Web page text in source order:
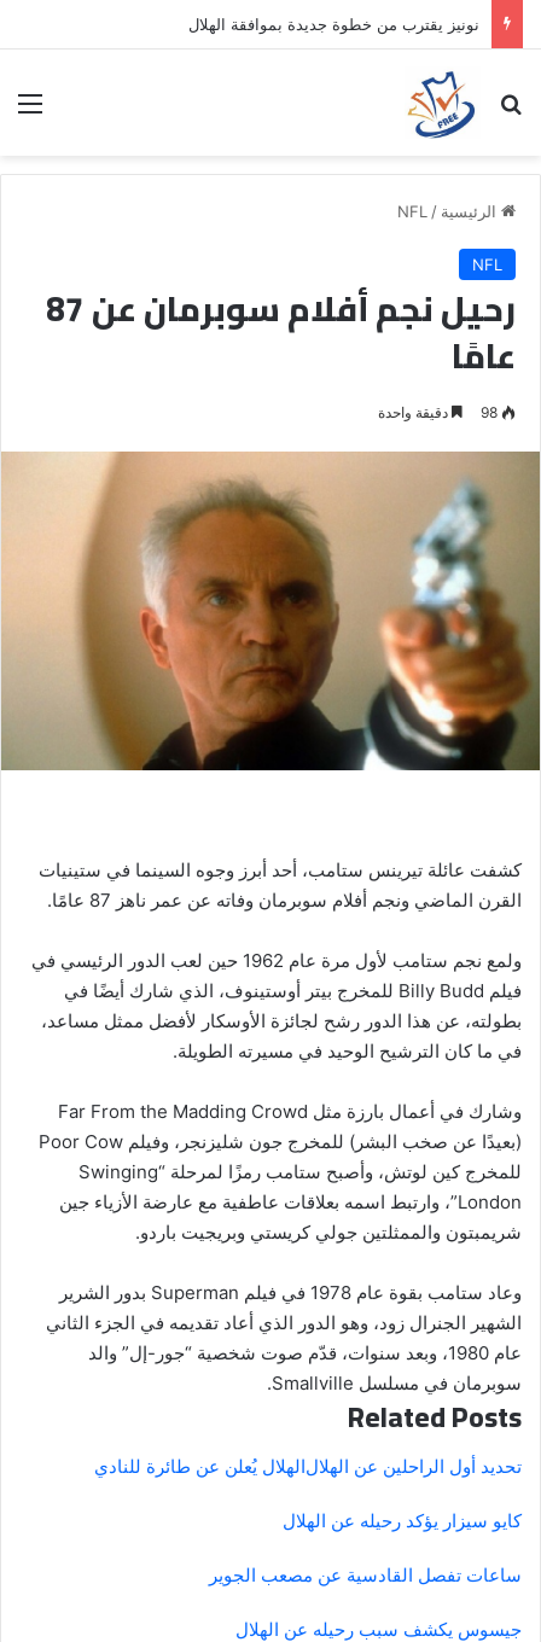
نونيز يقترب من خطوة جديدة بموافقة الهلال
بحث عن
الرئيسية /
NFL
NFL
رحيل نجم أفلام سوبرمان عن 87
عامًا
98 دقيقة واحدة
كشفت عائلة تيرينس ستامب، أحد أبرز وجوه السينما في ستينيات
القرن الماضي ونجم أفلام سوبرمان وفاته عن عمر ناهز 87 عامًا.
ولمع نجم ستامب لأول مرة عام 1962 حين لعب الدور الرئيسي في
فيلم Billy Budd للمخرج بيتر أوستينوف، الذي شارك أيضًا في
بطولته، عن هذا الدور رشح لجائزة الأوسكار لأفضل ممثل مساعد،
في ما كان الترشيح الوحيد في مسيرته الطويلة.
وشارك في أعمال بارزة مثل Far From the Madding Crowd
(بعيدًا عن صخب البشر) للمخرج جون شليزنجر، وفيلم Poor Cow
للمخرج كين لوتش، وأصبح ستامب رمزًا لمرحلة “Swinging
London”، وارتبط اسمه بعلاقات عاطفية مع عارضة الأزياء جين
شريمبتون والممثلتين جولي كريستي وبريجيت باردو.
وعاد ستامب بقوة عام 1978 في فيلم Superman بدور الشرير
الشهير الجنرال زود، وهو الدور الذي أعاد تقديمه في الجزء الثاني
عام 1980، وبعد سنوات، قدّم صوت شخصية “جور-إل” والد
سوبرمان في مسلسل Smallville.
Related Posts
تحديد أول الراحلين عن الهلالالهلال يُعلن عن طائرة للنادي
كايو سيزار يؤكد رحيله عن الهلال
ساعات تفصل القادسية عن مصعب الجوير
جيسوس يكشف سبب رحيله عن الهلال